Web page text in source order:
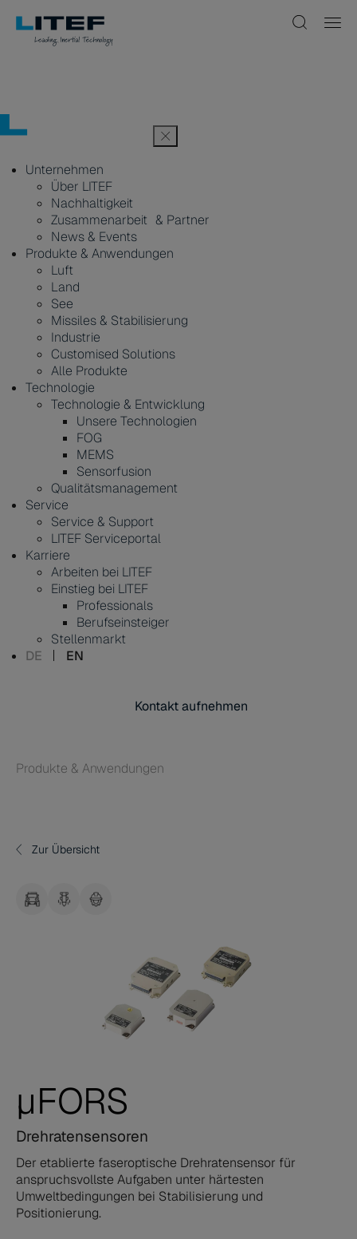
Unternehmen
Über LITEF
Nachhaltigkeit
Zusammenarbeit & Partner
News & Events
Produkte & Anwendungen
Luft
Land
See
Missiles & Stabilisierung
Industrie
Customised Solutions
Alle Produkte
Technologie
Technologie & Entwicklung
Unsere Technologien
FOG
MEMS
Sensorfusion
Qualitätsmanagement
Service
Service & Support
LITEF Serviceportal
Karriere
Arbeiten bei LITEF
Einstieg bei LITEF
Professionals
Berufseinsteiger
Stellenmarkt
DE
EN
Kontakt aufnehmen
Produkte & Anwendungen
Zur Übersicht
µFORS
Drehratensensoren
Der etablierte faseroptische Drehratensensor für
anspruchsvollste Aufgaben unter härtesten
Umweltbedingungen bei Stabilisierung und
Positionierung.